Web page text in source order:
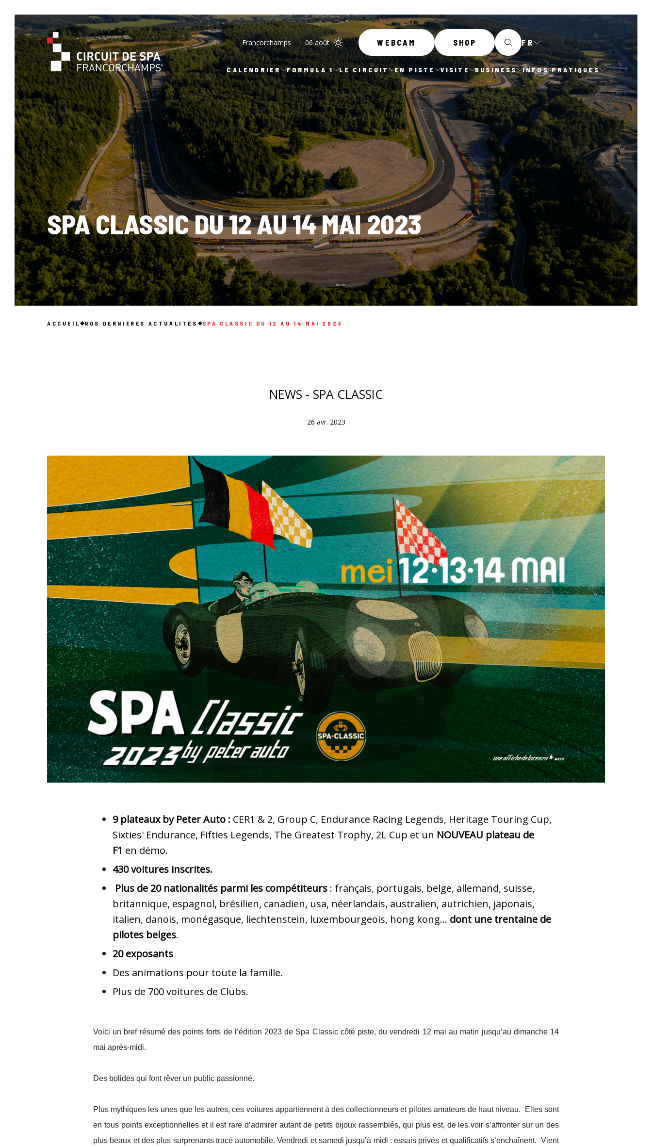
Francorchamps 06 août WEBCAM SHOP FR
CALENDRIER FORMULA 1 LE CIRCUIT EN PISTE VISITE BUSINESS INFOS PRATIQUES
SPA CLASSIC DU 12 AU 14 MAI 2023
ACCUEIL NOS DERNIÈRES ACTUALITÉS SPA CLASSIC DU 12 AU 14 MAI 2023
NEWS - SPA CLASSIC
26 avr. 2023
9plateaux by Peter Auto : CER1 & 2, Group C, Endurance Racing Legends, Heritage Touring Cup,
Sixties' Endurance, Fifties Legends, The Greatest Trophy, 2L Cup et un NOUVEAU plateau de
F1 en démo.
430 voitures inscrites.
Plus de 20 nationalités parmi les compétiteurs : français, portugais, belge, allemand, suisse,
britannique, espagnol, brésilien, canadien, usa, néerlandais, australien, autrichien, japonais,
italien, danois, monégasque, liechtenstein, luxembourgeois, hong kong... dont une trentaine de
pilotes belges.
20 exposants
Des animations pour toute la famille.
Plus de 700 voitures de Clubs.
Voici un bref résumé des points forts de l’édition 2023 de Spa Classic côté piste, du vendredi 12 mai au matin jusqu’au dimanche 14
mai après-midi.
Des bolides qui font rêver un public passionné.
Plus mythiques les unes que les autres, ces voitures appartiennent à des collectionneurs et pilotes amateurs de haut niveau. Elles sont
en tous points exceptionnelles et il est rare d’admirer autant de petits bijoux rassemblés, qui plus est, de les voir s’affronter sur un des
plus beaux et des plus surprenants tracé automobile. Vendredi et samedi jusqu’à midi : essais privés et qualificatifs s’enchaînent. Vient